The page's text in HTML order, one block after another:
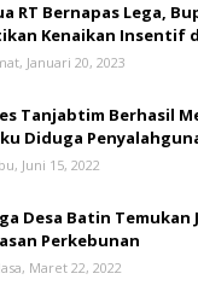
RT Bernapas Lega,
Kenaikan Insentif
Januari 20, 2023
Tanjabtim Berhasil
Diduga
Juni 15, 2022
Desa Batin Temukan
Perkebunan
Maret 22, 2022